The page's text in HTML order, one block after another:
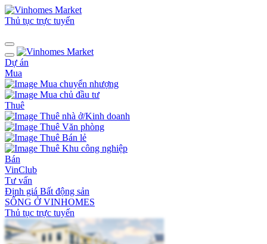
Thủ tục trực tuyến
Dự án
Mua
Mua chuyển nhượng
Mua chủ đầu tư
Thuê
Thuê nhà ở/Kinh doanh
Thuê Văn phòng
Thuê Bán lẻ
Thuê Khu công nghiệp
Bán
VinClub
Tư vấn
Định giá Bất động sản
SỐNG Ở VINHOMES
Thủ tục trực tuyến